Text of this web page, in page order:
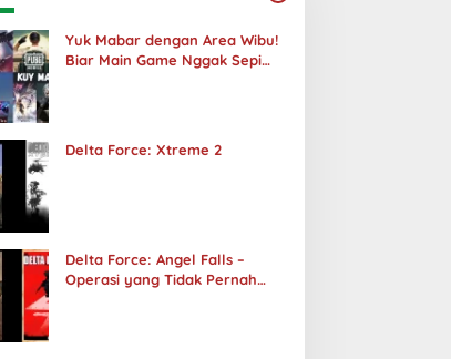
Yuk Mabar dengan Area Wibu!
Biar Main Game Nggak Sepi
Delta Force: Xtreme 2
Delta Force: Angel Falls –
Operasi yang Tidak Pernah